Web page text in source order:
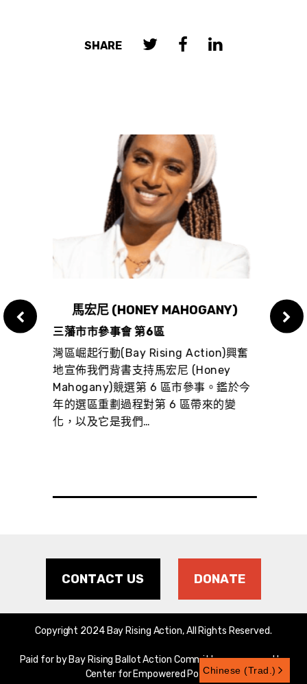
SHARE
馬宏尼 (HONEY MAHOGANY)
三藩市市參事會 第6區
灣區崛起行動(Bay Rising Action)興奮
地宣佈我們背書支持馬宏尼 (Honey
Mahogany)競選第 6 區市參事。鑑於今
年的選區重劃過程對第 6 區帶來的變
化，以及它是我們…
三藩
CONTACT US DONATE
Copyright 2024 Bay Rising Action, All Rights Reserved.
Paid for by Bay Rising Ballot Action Committee, sponsored by
Center for Empowered Politics.Chinese (Trad.)